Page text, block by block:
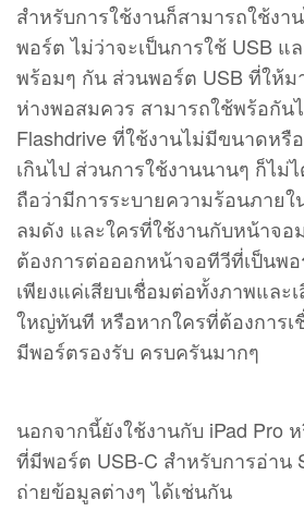
สำหรับการใช้งานก็สามารถใช้ง
พอร์ต ไม่ว่าจะเป็นการใช้ USB แ
พร้อมๆ กัน ส่วนพอร์ต USB ที่ให้ม
ห่างพอสมควร สามารถใช้พร้อกัน
Flashdrive ที่ใช้งานไม่มีขนาดห
เกินไป ส่วนการใช้งานนานๆ ก็ไม่
ถือว่ามีการระบายความร้อนภายใ
ลมดัง และใครที่ใช้งานกับหน้าจอ
ต้องการต่อออกหน้าจอทีวีที่เป็นพ
เพียงแค่เสียบเชื่อมต่อทั้งภาพและ
ใหญ่ทันที หรือหากใครที่ต้องการเ
มีพอร์ตรองรับ ครบครันมากๆ
นอกจากนี้ยังใช้งานกับ iPad Pro
ที่มีพอร์ต USB-C สำหรับการอ่าน
ถ่ายข้อมูลต่างๆ ได้เช่นกัน